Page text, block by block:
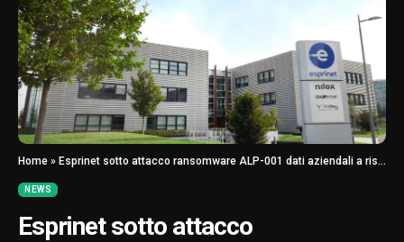
Home » Esprinet sotto attacco ransomware ALP-001 dati aziendali a rischio in Italia
NEWS
Esprinet sotto attacco